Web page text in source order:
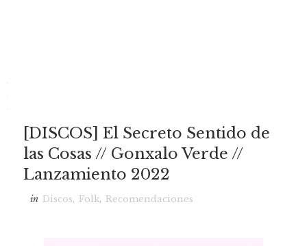
[DISCOS] El Secreto Sentido de
las Cosas // Gonxalo Verde //
Lanzamiento 2022
in Discos, Folk, Recomendaciones